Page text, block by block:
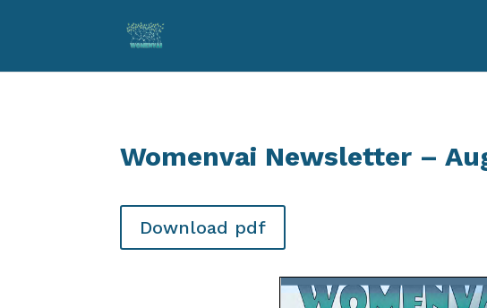
Womenvai Newsletter –
Download pdf